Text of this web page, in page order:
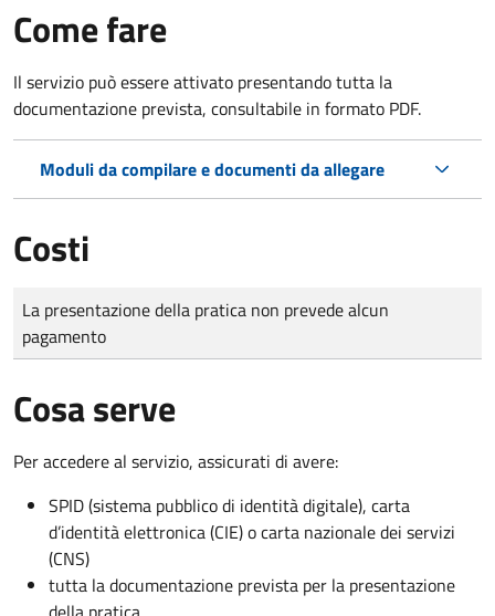
Come fare
Il servizio può essere attivato presentando tutta la
documentazione prevista, consultabile in formato PDF.
Moduli da compilare e documenti da allegare
Costi
Tipo di pagamento
Importo
La presentazione della pratica non prevede alcun
pagamento
Cosa serve
Per accedere al servizio, assicurati di avere:
SPID (sistema pubblico di identità digitale), carta
d’identità elettronica (CIE) o carta nazionale dei servizi
(CNS)
tutta la documentazione prevista per la presentazione